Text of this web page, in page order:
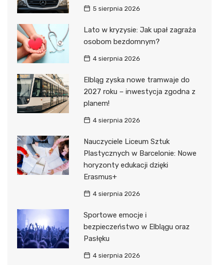
5 sierpnia 2026
Lato w kryzysie: Jak upał zagraża
osobom bezdomnym?
4 sierpnia 2026
Elbląg zyska nowe tramwaje do
2027 roku – inwestycja zgodna z
planem!
4 sierpnia 2026
Nauczyciele Liceum Sztuk
Plastycznych w Barcelonie: Nowe
horyzonty edukacji dzięki
Erasmus+
4 sierpnia 2026
Sportowe emocje i
bezpieczeństwo w Elblągu oraz
Pasłęku
4 sierpnia 2026